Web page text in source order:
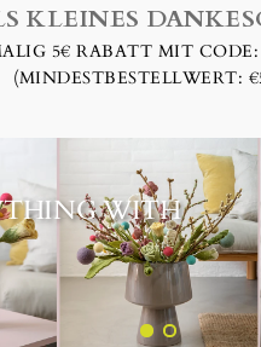
KLEINES
5€ RABATT MIT
(MINDESTBESTELLWERT: